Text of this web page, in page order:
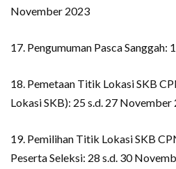
November 2023
17. Pengumuman Pasca
18. Pemetaan Titik Lokasi SKB
Lokasi SKB): 25 s.d. 27 November
19. Pemilihan Titik Lokasi SKB
Peserta Seleksi: 28 s.d. 30